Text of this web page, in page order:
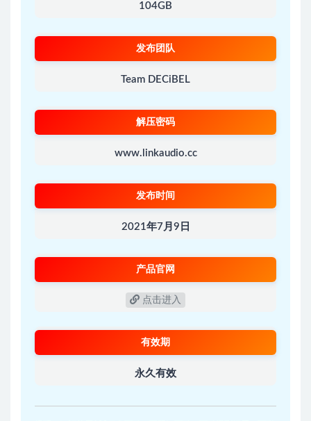
104GB
发布团队
Team DECiBEL
解压密码
www.linkaudio.cc
发布时间
2021年7月9日
产品官网
点击进入
有效期
永久有效